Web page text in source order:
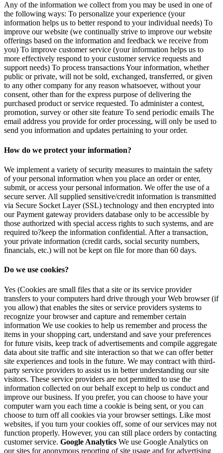
Any of the information we collect from you may be used in one of
the following ways: To personalize your experience (your
information helps us to better respond to your individual needs) To
improve our website (we continually strive to improve our website
offerings based on the information and feedback we receive from
you) To improve customer service (your information helps us to
more effectively respond to your customer service requests and
support needs) To process transactions Your information, whether
public or private, will not be sold, exchanged, transferred, or given
to any other company for any reason whatsoever, without your
consent, other than for the express purpose of delivering the
purchased product or service requested. To administer a contest,
promotion, survey or other site feature To send periodic emails The
email address you provide for order processing, will only be used to
send you information and updates pertaining to your order.
How do we protect your information?
We implement a variety of security measures to maintain the safety
of your personal information when you place an order or enter,
submit, or access your personal information. We offer the use of a
secure server. All supplied sensitive/credit information is transmitted
via Secure Socket Layer (SSL) technology and then encrypted into
our Payment gateway providers database only to be accessible by
those authorized with special access rights to such systems, and are
required to?keep the information confidential. After a transaction,
your private information (credit cards, social security numbers,
financials, etc.) will not be kept on file for more than 60 days.
Do we use cookies?
Yes (Cookies are small files that a site or its service provider
transfers to your computers hard drive through your Web browser (if
you allow) that enables the sites or service providers systems to
recognize your browser and capture and remember certain
information We use cookies to help us remember and process the
items in your shopping cart, understand and save your preferences
for future visits, keep track of advertisements and compile aggregate
data about site traffic and site interaction so that we can offer better
site experiences and tools in the future. We may contract with third-
party service providers to assist us in better understanding our site
visitors. These service providers are not permitted to use the
information collected on our behalf except to help us conduct and
improve our business. If you prefer, you can choose to have your
computer warn you each time a cookie is being sent, or you can
choose to turn off all cookies via your browser settings. Like most
websites, if you turn your cookies off, some of our services may not
function properly. However, you can still place orders by contacting
customer service. Google Analytics We use Google Analytics on
our sites for anonymous reporting of site usage and for advertising